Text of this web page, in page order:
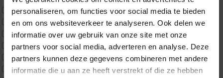
personaliseren, om functies voor social media te bieden
en om ons websiteverkeer te analyseren. Ook delen we
informatie over uw gebruik van onze site met onze
partners voor social media, adverteren en analyse. Deze
partners kunnen deze gegevens combineren met andere
informatie die u aan ze heeft verstrekt of die ze hebben
Uncategorized
2x p650 1pers
Custom
CustomBoxspring
ErkendMatras 1 Pers
ErkendMatras 2 Pers